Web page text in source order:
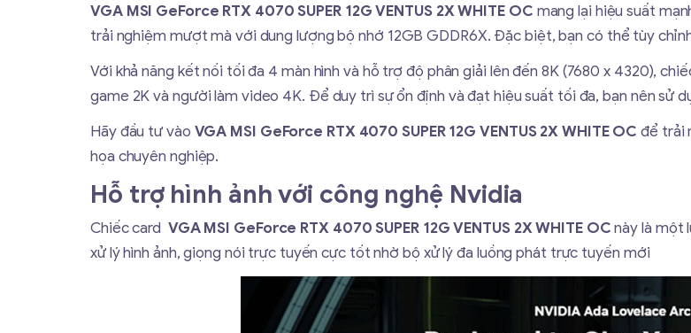
VGA MSI GeForce RTX 4070 SUPER 12G VENTUS 2X WHITE OC mang lại hiệu suất
trải nghiệm mượt mà với dung lượng bộ nhớ 12GB GDDR6X. Đặc biệt, bạn có thể tùy
Với khả năng kết nối tối đa 4 màn hình và hỗ trợ độ phân giải lên đến 8K (7680 x 4320),
game 2K và người làm video 4K. Để duy trì sự ổn định và đạt hiệu suất tối đa, bạn nên sử
Hãy đầu tư vào VGA MSI GeForce RTX 4070 SUPER 12G VENTUS 2X WHITE OC để trải
họa chuyên nghiệp.
Hỗ trợ hình ảnh với công nghệ Nvidia
Chiếc card VGA MSI GeForce RTX 4070 SUPER 12G VENTUS 2X WHITE OCnày là một
xử lý hình ảnh, giọng nói trực tuyến cực tốt nhờ bộ xử lý đa luồng phát trực tuyến mới